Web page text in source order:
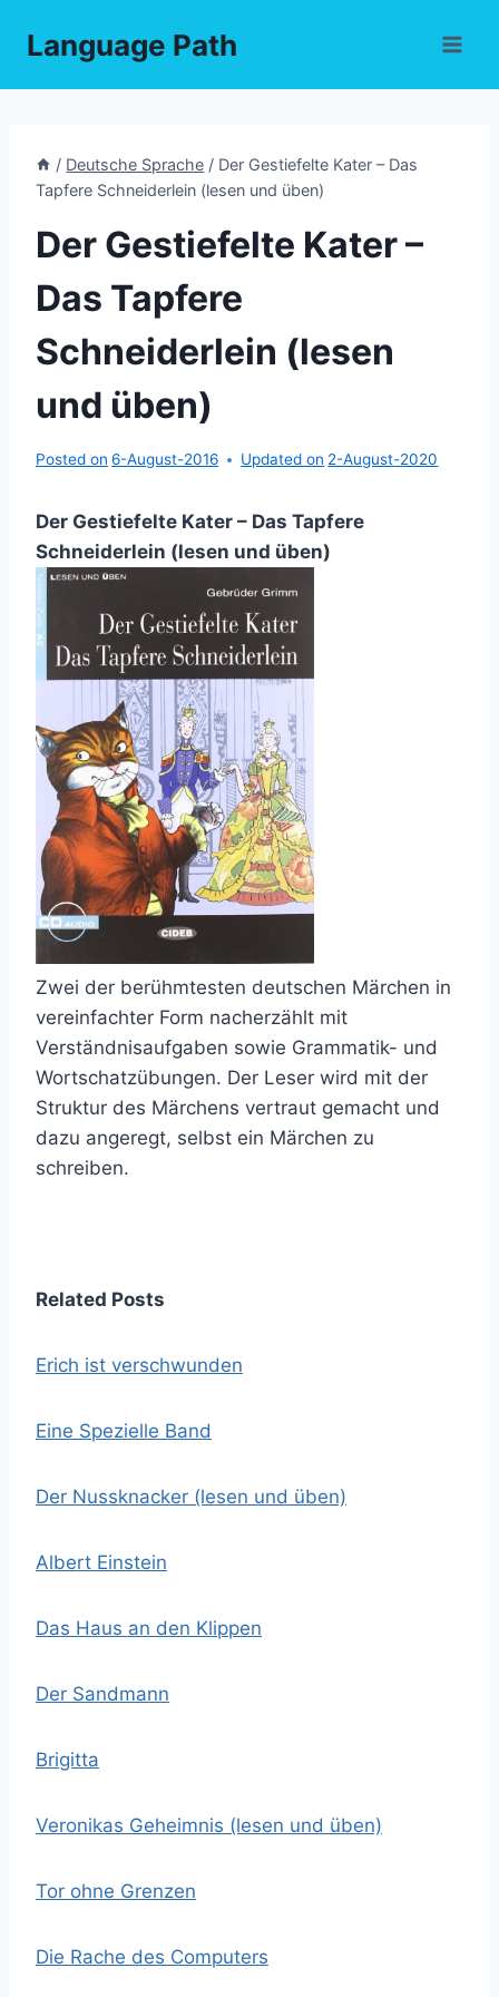
Language Path
/ Deutsche Sprache / Der Gestiefelte Kater – Das
Tapfere Schneiderlein (lesen und üben)
Der Gestiefelte Kater –
Das Tapfere
Schneiderlein (lesen
und üben)
Posted on 6-August-2016 Updated on 2-August-2020
Der Gestiefelte Kater – Das Tapfere
Schneiderlein (lesen und üben)
Zwei der berühmtesten deutschen Märchen in
vereinfachter Form nacherzählt mit
Verständnisaufgaben sowie Grammatik- und
Wortschatzübungen. Der Leser wird mit der
Struktur des Märchens vertraut gemacht und
dazu angeregt, selbst ein Märchen zu
schreiben.
Related Posts
Erich ist verschwunden
Eine Spezielle Band
Der Nussknacker (lesen und üben)
Albert Einstein
Das Haus an den Klippen
Der Sandmann
Brigitta
Veronikas Geheimnis (lesen und üben)
Tor ohne Grenzen
Die Rache des Computers